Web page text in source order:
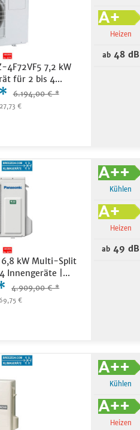
4F72VF5 7,2 kW
für 2 bis 4...
6.194,00 € *
€
Heizen
ab48 dB
6,8 kW Multi-Split
Innengeräte |...
4.909,00 € *
€
Kühlen
Heizen
ab 49 dB
Kühlen
Heizen